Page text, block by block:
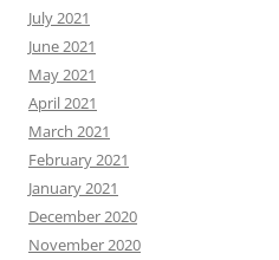
July 2021
June 2021
May 2021
April 2021
March 2021
February 2021
January 2021
December 2020
November 2020